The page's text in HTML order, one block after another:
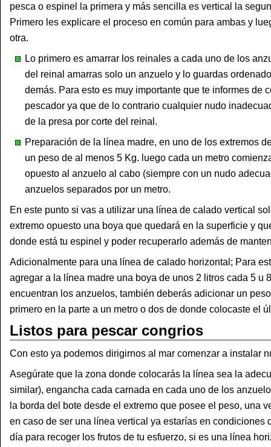
pesca o espinel la primera y más sencilla es vertical la
Primero les explicare el proceso en común para ambas y
otra.
Lo primero es amarrar los reinales a cada uno de los
del reinal amarras solo un anzuelo y lo guardas
demás. Para esto es muy importante que te informes de
pescador ya que de lo contrario cualquier nudo
de la presa por corte del reinal.
Preparación de la línea madre, en uno de los extremos
un peso de al menos 5 Kg. luego cada un metro
opuesto al anzuelo al cabo (siempre con un nudo
anzuelos separados por un metro.
En este punto si vas a utilizar una línea de calado vertical
extremo opuesto una boya que quedará en la superficie y
donde está tu espinel y poder recuperarlo además de
Adicionalmente para una línea de calado horizontal; Para
agregar a la línea madre una boya de unos 2 litros cada 5 u
encuentran los anzuelos, también deberás adicionar un
primero en la parte a un metro o dos de donde colocaste el
Listos para pescar congrios
Con esto ya podemos dirigirnos al mar comenzar a instalar
Asegúrate que la zona donde colocarás la línea sea la
similar), engancha cada carnada en cada uno de los
la borda del bote desde el extremo que posee el peso, una
en caso de ser una línea vertical ya estarías en condiciones
día para recoger los frutos de tu esfuerzo, si es una línea